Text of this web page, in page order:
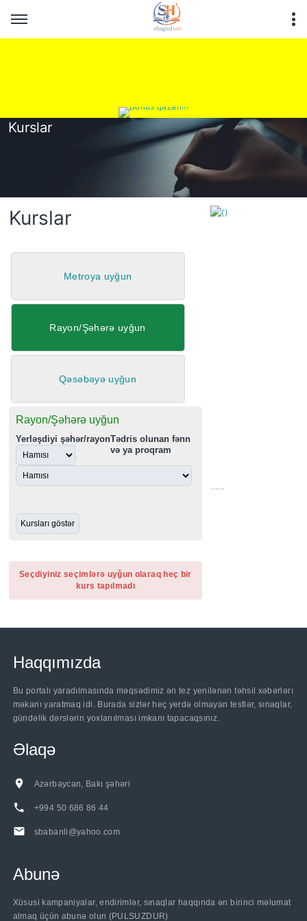
Kurslar
Kurslar
Metroya uyğun
Rayon/Şəhərə uyğun
Qəsəbəyə uyğun
Rayon/Şəhərə uyğun
Yerləşdiyi şəhər/rayon
.
Tədris olunan fənn
və ya proqram
Seçdiyiniz seçimlərə uyğun olaraq heç bir
kurs tapılmadı
......
Haqqımızda
Bu portalı yaradılmasında məqsədimiz ən tez yenilənən təhsil xəbərlərı
məkanı yaratmaq idi. Burada sizlər heç yerdə olmayan testlər, sınaqlar,
gündəlik dərslərin yoxlanılması imkanı tapacaqsınız.
Əlaqə
Azərbaycan, Bakı şəhəri
+994 50 686 86 44
sbabanli@yahoo.com
Abunə
Xüsusi kampaniyalar, endirimlər, sınaqlar haqqında ən birinci məlumat
almaq üçün abunə olun (PULSUZDUR)